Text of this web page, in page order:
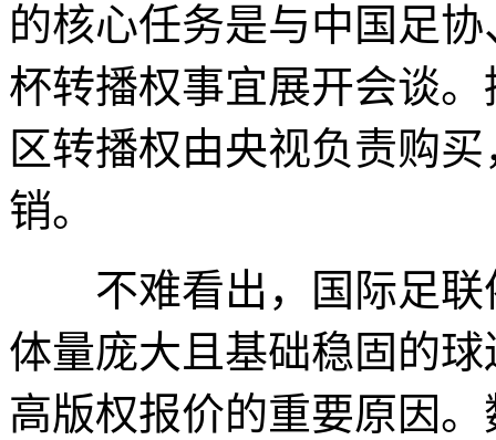
的核心任务是与中国足
杯转播权事宜展开会谈
区转播权由央视负责购
销。
不难看出，国际足联
体量庞大且基础稳固的
高版权报价的重要原因